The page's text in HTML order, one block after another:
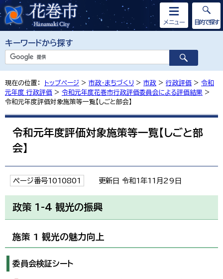
キーワードから探す
メニュー 目的で探す
現在の位置： トップページ > 市政・まちづくり > 市政 > 行政評価 > 令和
元年度 行政評価 > 令和元年度花巻市行政評価委員会による評価結果 >
令和元年度評価対象施策等一覧【しごと部会】
令和元年度評価対象施策等一覧【しごと部
会】
ページ番号1010801 更新日 令和1年11月29日
政策 1-4 観光の振興
施策 1 観光の魅力向上
委員会検証シート